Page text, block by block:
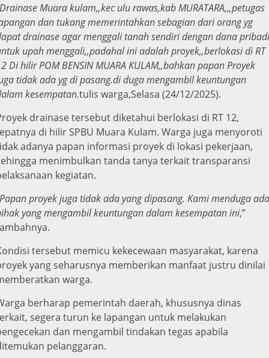
Drainase Muara kulam,,kec ulu rawas,kab MURATARA,,,petugas
dan tukang memerintahkan sebagian dari orang yg
drainase agar menggali tanah sendiri dengan dana pribadi
upah menggali,,padahal ini adalah proyek,,berlokasi di RT
Di hilir POM BENSIN MUARA KULAM,,bahkan papan Proyek
tidak ada yg di pasang.di duga mengambil keuntungan
kesempatan.tulis warga,Selasa (24/12/2025).
drainase tersebut diketahui berlokasi di RT 12,
di hilir SPBU Muara Kulam. Warga juga menyoroti
adanya papan informasi proyek di lokasi pekerjaan,
menimbulkan tanda tanya terkait transparansi
kegiatan.
Papan proyek juga tidak ada yang dipasang. Kami menduga ada
yang mengambil keuntungan dalam kesempatan ini,”
tersebut memicu kekecewaan masyarakat, karena
yang seharusnya memberikan manfaat justru dinilai
warga.
berharap pemerintah daerah, khususnya dinas
segera turun ke lapangan untuk melakukan
dan mengambil tindakan tegas apabila
pelanggaran.